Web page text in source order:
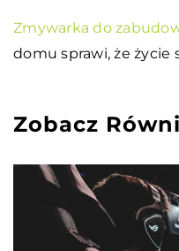
Zmywarka do
domu sprawi, że życie
Zobacz